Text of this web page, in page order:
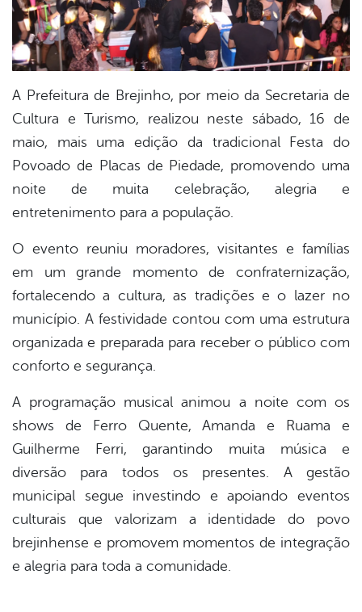
A Prefeitura de Brejinho, por meio da Secretaria de
Cultura e Turismo, realizou neste sábado, 16 de
maio, mais uma edição da tradicional Festa do
Povoado de Placas de Piedade, promovendo uma
noite de muita celebração, alegria e
entretenimento para a população.
O evento reuniu moradores, visitantes e famílias
em um grande momento de confraternização,
fortalecendo a cultura, as tradições e o lazer no
município. A festividade contou com uma estrutura
organizada e preparada para receber o público com
conforto e segurança.
A programação musical animou a noite com os
shows de Ferro Quente, Amanda e Ruama e
Guilherme Ferri, garantindo muita música e
diversão para todos os presentes. A gestão
municipal segue investindo e apoiando eventos
culturais que valorizam a identidade do povo
brejinhense e promovem momentos de integração
e alegria para toda a comunidade.